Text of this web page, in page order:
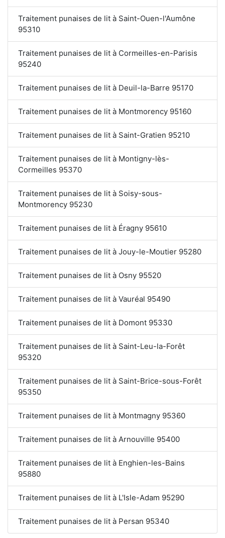
Traitement punaises de lit à Saint-Ouen-l'Aumône
95310
Traitement punaises de lit à Cormeilles-en-Parisis
95240
Traitement punaises de lit à Deuil-la-Barre 95170
Traitement punaises de lit à Montmorency 95160
Traitement punaises de lit à Saint-Gratien 95210
Traitement punaises de lit à Montigny-lès-
Cormeilles 95370
Traitement punaises de lit à Soisy-sous-
Montmorency 95230
Traitement punaises de lit à Éragny 95610
Traitement punaises de lit à Jouy-le-Moutier 95280
Traitement punaises de lit à Osny 95520
Traitement punaises de lit à Vauréal 95490
Traitement punaises de lit à Domont 95330
Traitement punaises de lit à Saint-Leu-la-Forêt
95320
Traitement punaises de lit à Saint-Brice-sous-Forêt
95350
Traitement punaises de lit à Montmagny 95360
Traitement punaises de lit à Arnouville 95400
Traitement punaises de lit à Enghien-les-Bains
95880
Traitement punaises de lit à L'Isle-Adam 95290
Traitement punaises de lit à Persan 95340